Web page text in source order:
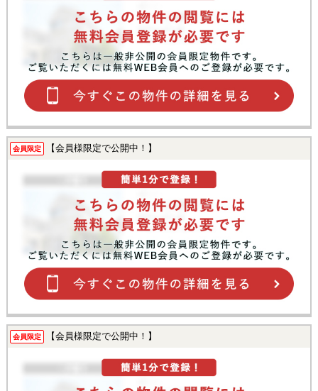
会員限定 【会員様限定で公開中！】
会員限定 【会員様限定で公開中！】